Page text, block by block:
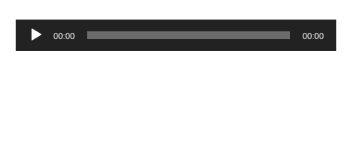
e
00:00 00:00